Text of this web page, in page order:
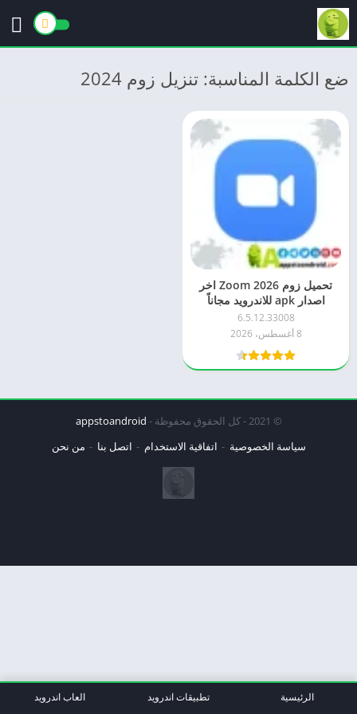
ضع الكلمة المناسبة: تنزيل زوم 2024
تحميل زوم 2026 Zoom اخر
اصدار apk للاندرويد مجاناً
6.5.12.33008
8 أغسطس، 2026
© 2021 - كل الحقوق محفوظة -
appstoandroid
سياسة الخصوصية
اتفاقية الاستخدام اتصل بنا من نحن
الرئيسية تطبيقات اندرويد العاب اندرويد